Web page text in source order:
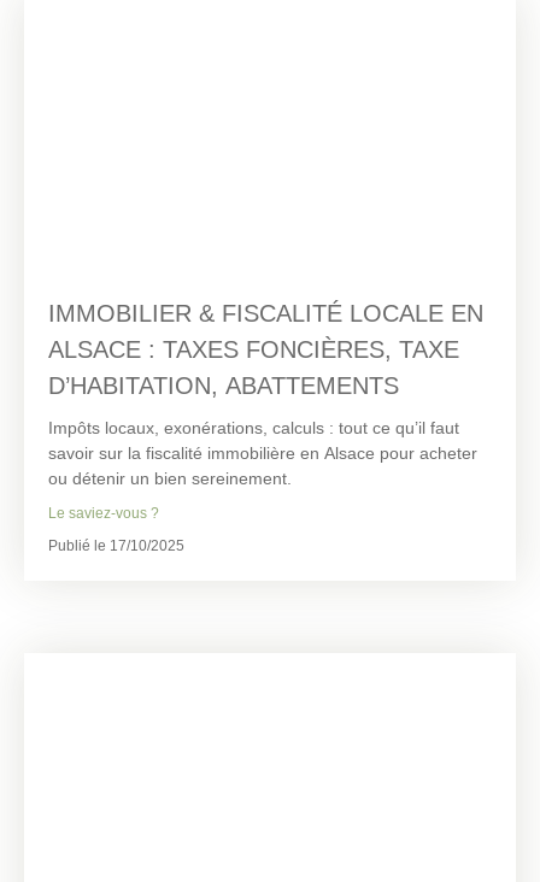
IMMOBILIER & FISCALITÉ LOCALE EN
ALSACE : TAXES FONCIÈRES, TAXE
D’HABITATION, ABATTEMENTS
Impôts locaux, exonérations, calculs : tout ce qu’il faut
savoir sur la fiscalité immobilière en Alsace pour acheter
ou détenir un bien sereinement.
Le saviez-vous ?
Publié le 17/10/2025